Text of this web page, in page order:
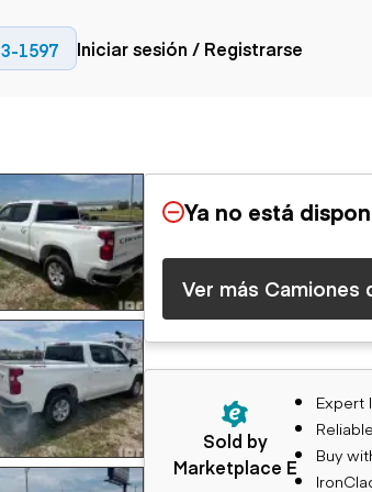
en frío
de
de
Camiones articulados
Camiones con
plataforma
Camiones volquetes
Camiones de
transporte
Camiones fuera de
carretera
Camiones de servicio
Camiones especiales
Camiones con
remolque cisterna
1597 Iniciar sesión / Registrarse
Contactar con ventas
Ya no está
Ver más Camiones
Sold by
Marketplace E
Expert
Buy